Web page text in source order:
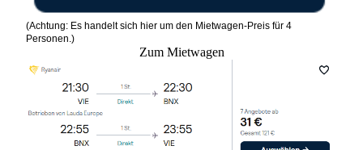
(Achtung: Es handelt sich hier um den Mietwagen-Preis für 4
Personen.)
Zum Mietwagen